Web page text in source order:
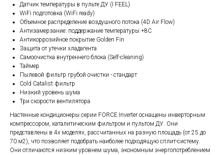
Датчик температуры в пульте ДУ (I FEEL)
WiFi подготовка (WiFi ready)
Объемное распределение воздушного потока (4D Air Flow)
Антизамерзание: поддержание температуры +8С
Антикоррозийное покрытие Golden Fin
Защита от утечки хладагента
Самоочистка внутреннего блока (Self-cleaning)
Таймер
Пылевой фильтр грубой очистки - стандарт
Cold Catalist фильтр
Низкий уровень шума
Три скорости вентилятора
Настенные кондиционеры серии FORCE Inverter оснащены инверторным
компрессором, каталитическим фильтром и пультом ДУ. Они
представлены в 4х моделях, рассчитанных на разную площадь (от 25 до
70 м2), что позволяет подобрать наиболее подходящую сплит-систему.
Они отличаются низким уровнем шума, экономным энергопотреблением